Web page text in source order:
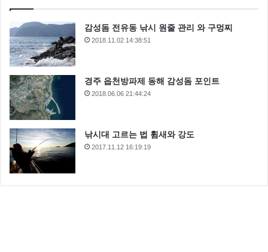
감성돔 전유동 낚시 원줄 관리 와 구멍찌
2018.11.02 14:38:51
경주 읍천방파제 동해 감성돔 포인트
2018.06.06 21:44:24
낚시대 고르는 법 휨새와 강도
2017.11.12 16:19:19